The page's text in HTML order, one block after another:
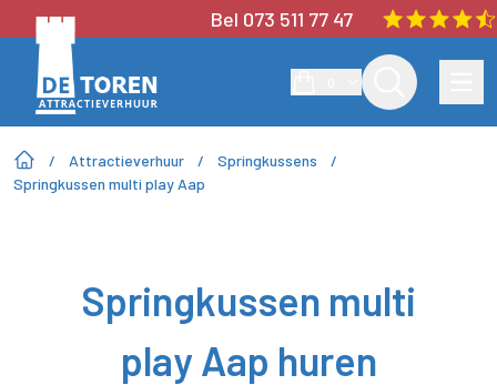
Bel 073 511 77 47
/ Attractieverhuur / Springkussens
/
Springkussen multi play Aap
Springkussen multi
play Aap huren